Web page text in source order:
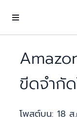
ขีดจำกั
โพสต์บน: 18